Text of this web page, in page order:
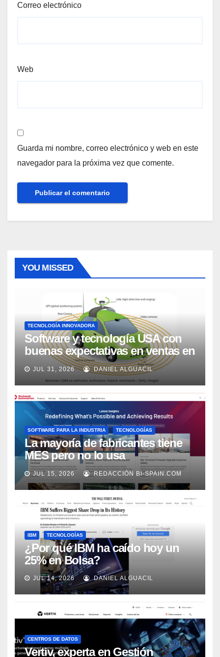
Correo electrónico
Web
Guarda mi nombre, correo electrónico y web en este
navegador para la próxima vez que comente.
YOU MISSED
TECNOLOGÍA INNOVADORA
Software y tecnología USA con
buenas expectativas en ventas en
los próximos 2 años, según
Market Watch
JUL 31, 2026 DANIEL ALGUACIL
SOFTWARE PARA LA INDUSTRIA TECNOLOGÍAS
La mayoría de fabricantes tiene
MES pero no lo usa
adecuadamente, según Rockwell
Automation
JUL 15, 2026 REDACCIÓN BI-SPAIN.COM
IBM TECNOLOGÍAS
¿Por qué IBM ha caído hoy un
25% en Bolsa?
JUL 14, 2026 DANIEL ALGUACIL
CENTROS DE DATOS
Vertiv, experta en Gestión